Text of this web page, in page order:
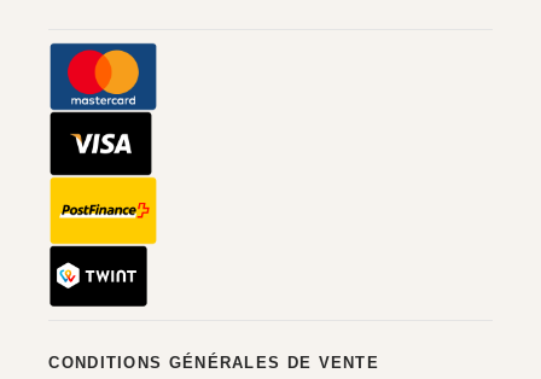
CONDITIONS GÉNÉRALES DE VENTE